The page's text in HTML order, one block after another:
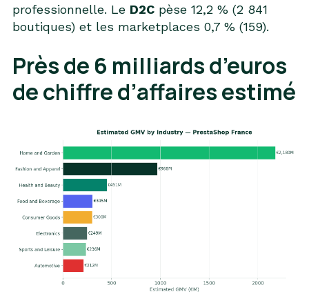
professionnelle. Le D2C pèse 12,2 % (2 841
boutiques) et les marketplaces 0,7 % (159).
Près de 6 milliards d’euros
de chiffre d’affaires estimé